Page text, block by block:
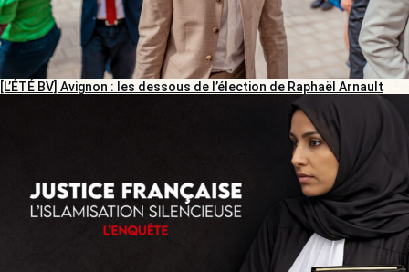
[L’ÉTÉ BV] Avignon : les dessous de l’élection de Raphaël Arnault